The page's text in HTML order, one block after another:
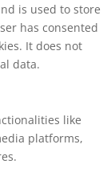
is used to store
has consented
It does not
data.
like
platforms,